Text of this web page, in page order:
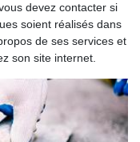
devez contacter si
soient réalisés dans
de ses services et
son site internet.